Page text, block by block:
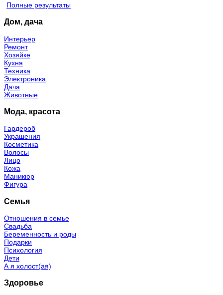
Полные результаты
Дом, дача
Интерьер
Ремонт
Хозяйке
Кухня
Техника
Электроника
Дача
Животные
Мода, красота
Гардероб
Украшения
Косметика
Волосы
Лицо
Кожа
Маникюр
Фигура
Семья
Отношения в семье
Свадьба
Беременность и роды
Подарки
Психология
Дети
А я холост(ая)
Здоровье